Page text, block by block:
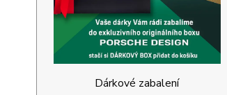
Dárkové zabalení